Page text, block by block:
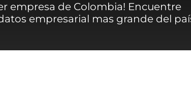
empresa de Colombia! Encuentre
empresarial mas grande del